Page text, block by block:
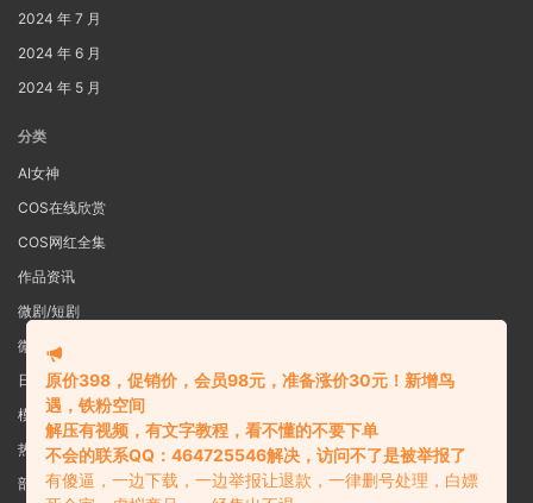
2024 年 7 月
2024 年 6 月
2024 年 5 月
分类
AI女神
COS在线欣赏
COS网红全集
作品资讯
微剧/短剧
微密圈
日系写真
模特女神
热舞视频
部分预览图
原价398，促销价，会员98元，准备涨价30元！新增鸟
遇，铁粉空间
解压有视频，有文字教程，看不懂的不要下单
不会的联系QQ：464725546解决，访问不了是被举报了
有傻逼，一边下载，一边举报让退款，一律删号处理，白嫖